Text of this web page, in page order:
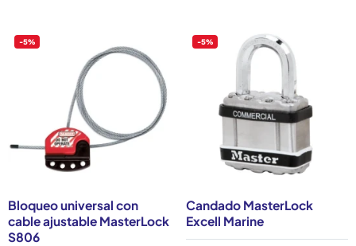
-5%
Bloqueo universal con
cable ajustable MasterLock
S806
-5%
Candado MasterLock
Excell Marine